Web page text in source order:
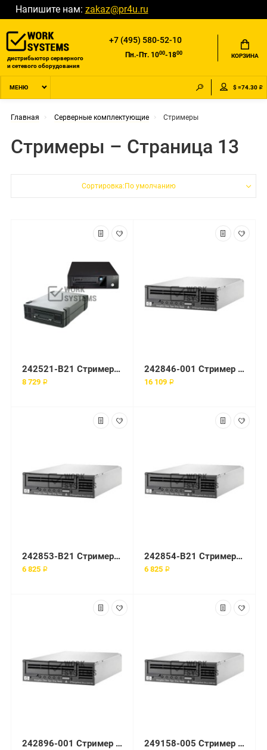
Напишите нам: zakaz@pr4u.ru
дистрибьютор серверного
и сетевого оборудования
+7 (495) 580-52-10
Пн.-Пт. 1000-1800 КОРЗИНА
МЕНЮ $ =74.30 ₽
Главная Серверные комплектующие Стримеры
Стримеры – Страница 13
Сортировка:По умолчанию
242521-B21 Стример HP 35/70GB EXT DLT Tape Drive
8 729 ₽
242846-001 Стример 4 8-GB 4mm DDS2 Int SCSI
16 109 ₽
242853-B21 Стример HP 35/70GB DLT INT Tape Drive
6 825 ₽
242854-B21 Стример HP 35/70GB EXT DLT TAPE
6 825 ₽
242896-001 Стример 4 8-GB DDS-2 4mm Int DAT 249158-005 Стример AIT3 100-GB HS